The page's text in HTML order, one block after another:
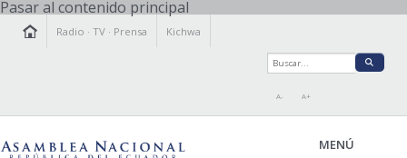
Pasar al contenido principal
Radio ·TV · Prensa Kichwa
A- A+
MENÚ